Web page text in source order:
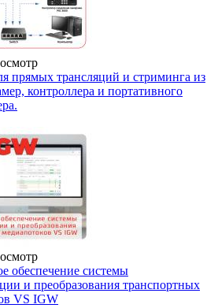
прямых трансляций и стриминга из
контроллера и портативного
обеспечение системы
и преобразования транспортных
VS IGW